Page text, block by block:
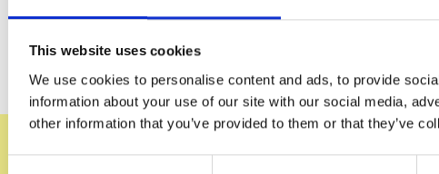
This website uses cookies
We use cookies to personalise content and ads, to provide
information about your use of our site with our social media,
other information that you’ve provided to them or that they’ve